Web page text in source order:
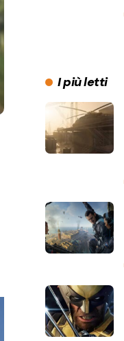
I più letti